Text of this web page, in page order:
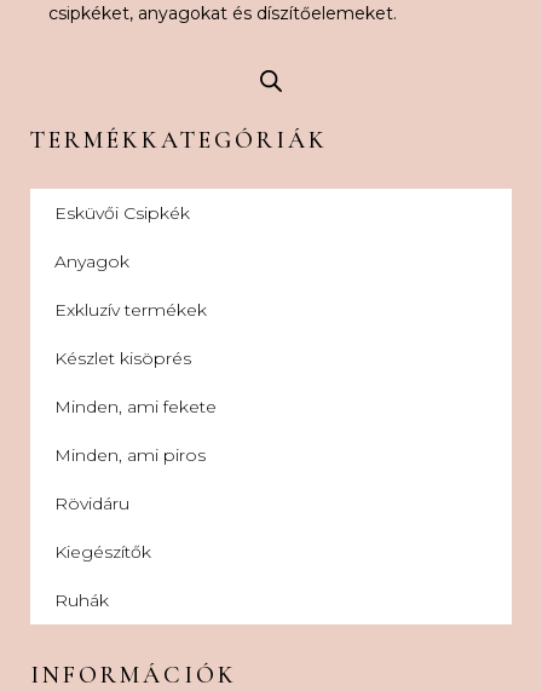
csipkéket, anyagokat és díszítőelemeket.
TERMÉKKATEGÓRIÁK
Esküvői Csipkék
Anyagok
Exkluzív termékek
Készlet kisöprés
Minden, ami fekete
Minden, ami piros
Rövidáru
Kiegészítők
Ruhák
INFORMÁCIÓK